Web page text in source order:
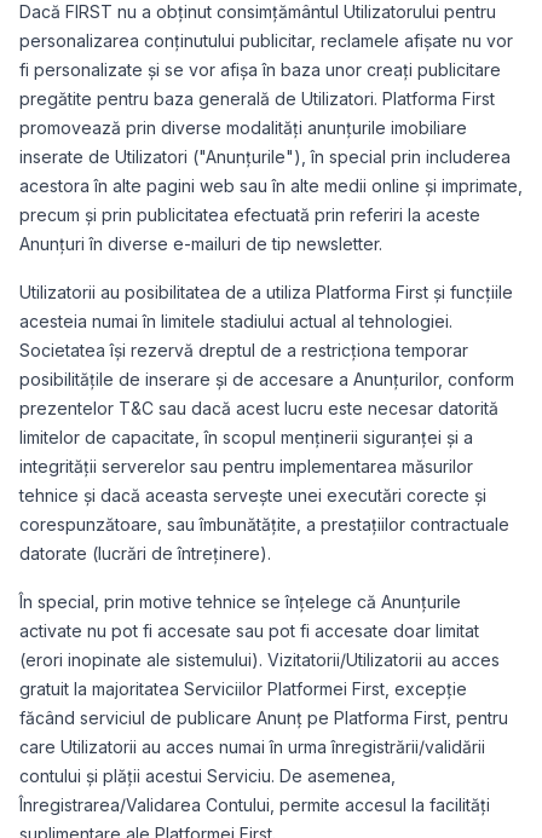
Dacă FIRST nu a obținut consimțământul Utilizatorului pentru
personalizarea conținutului publicitar, reclamele afișate nu vor
fi personalizate și se vor afișa în baza unor creați publicitare
pregătite pentru baza generală de Utilizatori. Platforma First
promovează prin diverse modalități anunțurile imobiliare
inserate de Utilizatori ("Anunțurile"), în special prin includerea
acestora în alte pagini web sau în alte medii online și imprimate,
precum și prin publicitatea efectuată prin referiri la aceste
Anunțuri în diverse e-mailuri de tip newsletter.
Utilizatorii au posibilitatea de a utiliza Platforma First și funcțiile
acesteia numai în limitele stadiului actual al tehnologiei.
Societatea își rezervă dreptul de a restricționa temporar
posibilitățile de inserare și de accesare a Anunțurilor, conform
prezentelor T&C sau dacă acest lucru este necesar datorită
limitelor de capacitate, în scopul menținerii siguranței și a
integrității serverelor sau pentru implementarea măsurilor
tehnice și dacă aceasta servește unei executări corecte și
corespunzătoare, sau îmbunătățite, a prestațiilor contractuale
datorate (lucrări de întreținere).
În special, prin motive tehnice se înțelege că Anunțurile
activate nu pot fi accesate sau pot fi accesate doar limitat
(erori inopinate ale sistemului). Vizitatorii/Utilizatorii au acces
gratuit la majoritatea Serviciilor Platformei First, excepție
făcând serviciul de publicare Anunț pe Platforma First, pentru
care Utilizatorii au acces numai în urma înregistrării/validării
contului și plății acestui Serviciu. De asemenea,
Înregistrarea/Validarea Contului, permite accesul la facilități
suplimentare ale Platformei First.